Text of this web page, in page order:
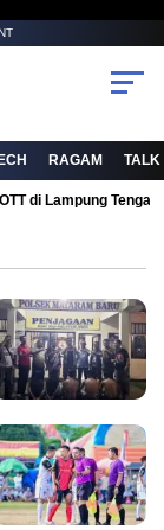
RAGAM TALK
di Lampung